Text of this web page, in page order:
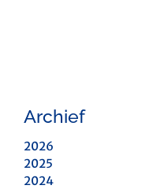
Archief
2026
2025
2024